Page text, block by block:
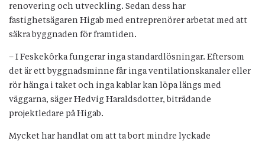
renovering och utveckling. Sedan dess har
fastighetsägaren Higab med entreprenörer arbetat med att
säkra byggnaden för framtiden.
– I Feskekôrka fungerar inga standardlösningar. Eftersom
det är ett byggnadsminne får inga ventilationskanaler eller
rör hänga i taket och inga kablar kan löpa längs med
väggarna, säger Hedvig Haraldsdotter, biträdande
projektledare på Higab.
Mycket har handlat om att ta bort mindre lyckade